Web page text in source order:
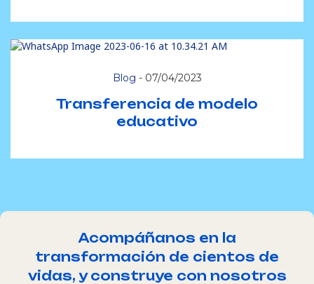
Blog - 07/04/2023
Transferencia de modelo
educativo
Acompáñanos en la
transformación de cientos de
vidas, y construye con nosotros